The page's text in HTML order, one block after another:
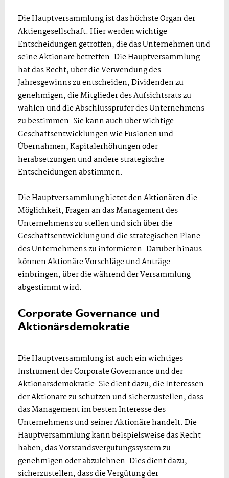
Die Hauptversammlung ist das höchste Organ der
Aktiengesellschaft. Hier werden wichtige
Entscheidungen getroffen, die das Unternehmen und
seine Aktionäre betreffen. Die Hauptversammlung
hat das Recht, über die Verwendung des
Jahresgewinns zu entscheiden, Dividenden zu
genehmigen, die Mitglieder des Aufsichtsrats zu
wählen und die Abschlussprüfer des Unternehmens
zu bestimmen. Sie kann auch über wichtige
Geschäftsentwicklungen wie Fusionen und
Übernahmen, Kapitalerhöhungen oder -
herabsetzungen und andere strategische
Entscheidungen abstimmen.
Die Hauptversammlung bietet den Aktionären die
Möglichkeit, Fragen an das Management des
Unternehmens zu stellen und sich über die
Geschäftsentwicklung und die strategischen Pläne
des Unternehmens zu informieren. Darüber hinaus
können Aktionäre Vorschläge und Anträge
einbringen, über die während der Versammlung
abgestimmt wird.
Corporate Governance und
Aktionärsdemokratie
Die Hauptversammlung ist auch ein wichtiges
Instrument der Corporate Governance und der
Aktionärsdemokratie. Sie dient dazu, die Interessen
der Aktionäre zu schützen und sicherzustellen, dass
das Management im besten Interesse des
Unternehmens und seiner Aktionäre handelt. Die
Hauptversammlung kann beispielsweise das Recht
haben, das Vorstandsvergütungssystem zu
genehmigen oder abzulehnen. Dies dient dazu,
sicherzustellen, dass die Vergütung der